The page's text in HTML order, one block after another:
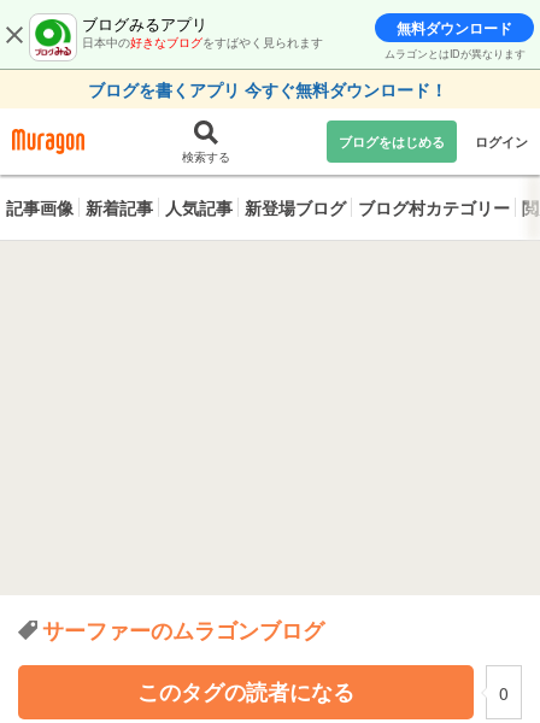
ブログみるアプリ
日本中の好きなブログをすばやく見られます
無料ダウンロード
ムラゴンとはIDが異なります
ブログを書くアプリ 今すぐ無料ダウンロード！
検索する
ブログをはじめる ログイン
記事画像 新着記事 人気記事 新登場ブログ ブログ村カテゴリー
サーファーのムラゴンブログ
このタグの読者になる
0